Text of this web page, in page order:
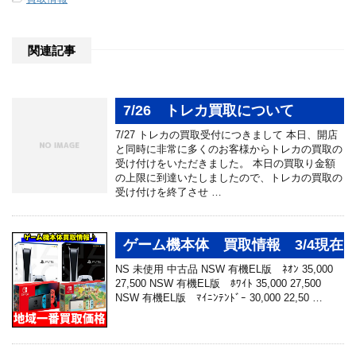
関連記事
7/26 トレカ買取について
7/27 トレカの買取受付につきまして 本日、開店
と同時に非常に多くのお客様からトレカの買取の
受け付けをいただきました。 本日の買取り金額
の上限に到達いたしましたので、トレカの買取の
受け付けを終了させ …
ゲーム機本体 買取情報 3/4現在
NS 未使用 中古品 NSW 有機EL版 ﾈｵﾝ 35,000
27,500 NSW 有機EL版 ﾎﾜｲﾄ 35,000 27,500
NSW 有機EL版 ﾏｲﾆﾝﾃﾝﾄﾞｰ 30,000 22,50 …